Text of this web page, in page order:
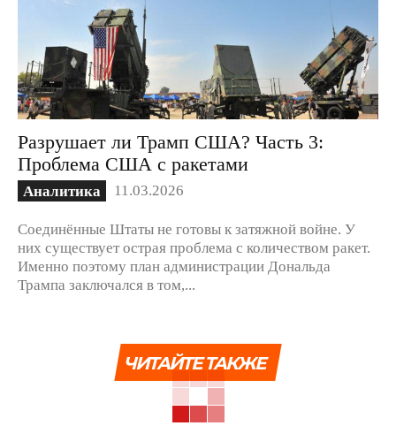
Разрушает ли Трамп США? Часть 3:
Проблема США с ракетами
Аналитика 11.03.2026
Соединённые Штаты не готовы к затяжной войне. У
них существует острая проблема с количеством ракет.
Именно поэтому план администрации Дональда
Трампа заключался в том,...
ЧИТАЙТЕ ТАКЖЕ